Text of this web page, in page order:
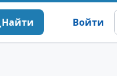
Найти Войти